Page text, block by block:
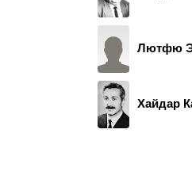
Лютфю
Хайдар